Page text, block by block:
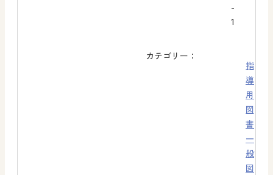
-
1
カテゴリー：
指
導
用
図
書
一
般
図